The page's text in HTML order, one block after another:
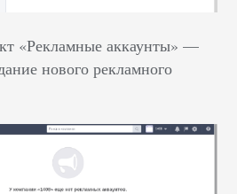
«Рекламные аккаунты» ––
нового рекламного